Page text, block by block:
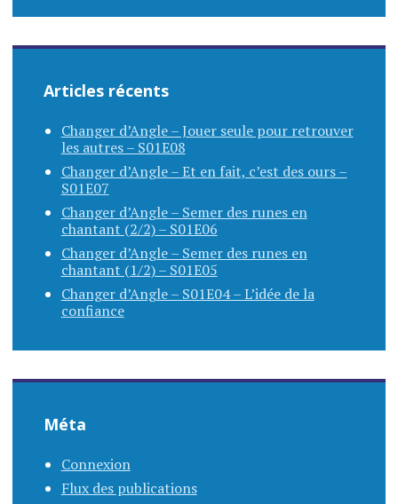
Articles récents
Changer d’Angle – Jouer seule pour retrouver
les autres – S01E08
Changer d’Angle – Et en fait, c’est des ours –
S01E07
Changer d’Angle – Semer des runes en
chantant (2/2) – S01E06
Changer d’Angle – Semer des runes en
chantant (1/2) – S01E05
Changer d’Angle – S01E04 – L’idée de la
confiance
Méta
Connexion
Flux des publications